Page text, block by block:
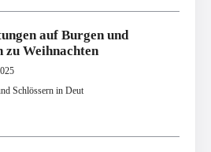
auf Burgen und
zu Weihnachten
Schlössern in Deut